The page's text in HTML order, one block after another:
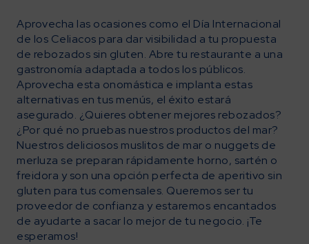
Aprovecha las ocasiones como el Día Internacional
de los Celiacos para dar visibilidad a tu propuesta
de rebozados sin gluten. Abre tu restaurante a una
gastronomía adaptada a todos los públicos.
Aprovecha esta onomástica e implanta estas
alternativas en tus menús, el éxito estará
asegurado. ¿Quieres obtener mejores rebozados?
¿Por qué no pruebas nuestros productos del mar?
Nuestros deliciosos muslitos de mar o nuggets de
merluza se preparan rápidamente horno, sartén o
freidora y son una opción perfecta de aperitivo sin
gluten para tus comensales. Queremos ser tu
proveedor de confianza y estaremos encantados
de ayudarte a sacar lo mejor de tu negocio. ¡Te
esperamos!